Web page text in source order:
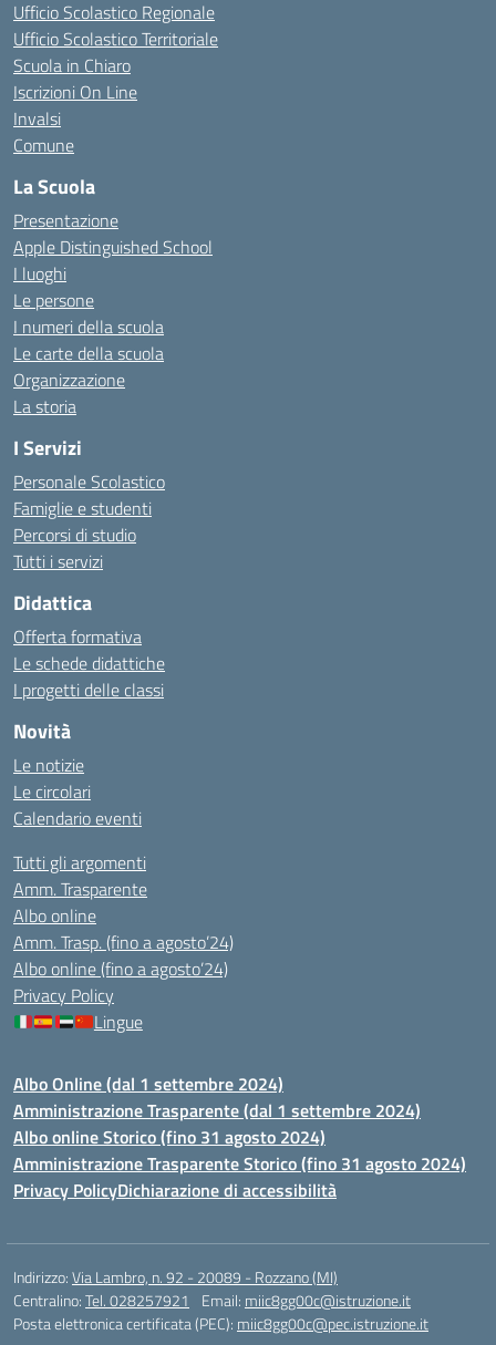
Ufficio Scolastico Regionale
Ufficio Scolastico Territoriale
Scuola in Chiaro
Iscrizioni On Line
Invalsi
Comune
La Scuola
Presentazione
Apple Distinguished School
I luoghi
Le persone
I numeri della scuola
Le carte della scuola
Organizzazione
La storia
I Servizi
Personale Scolastico
Famiglie e studenti
Percorsi di studio
Tutti i servizi
Didattica
Offerta formativa
Le schede didattiche
I progetti delle classi
Novità
Le notizie
Le circolari
Calendario eventi
Tutti gli argomenti
Amm. Trasparente
Albo online
Amm. Trasp. (fino a agosto’24)
Albo online (fino a agosto’24)
Privacy Policy
Lingue
Albo Online (dal 1 settembre 2024)
Amministrazione Trasparente (dal 1 settembre 2024)
Albo online Storico (fino 31 agosto 2024)
Amministrazione Trasparente Storico (fino 31 agosto 2024)
Privacy PolicyDichiarazione di accessibilità
Indirizzo:Via Lambro, n. 92 - 20089 - Rozzano (MI)
Centralino:Tel. 028257921 Email: miic8gg00c@istruzione.it
Posta elettronica certificata (PEC): miic8gg00c@pec.istruzione.it